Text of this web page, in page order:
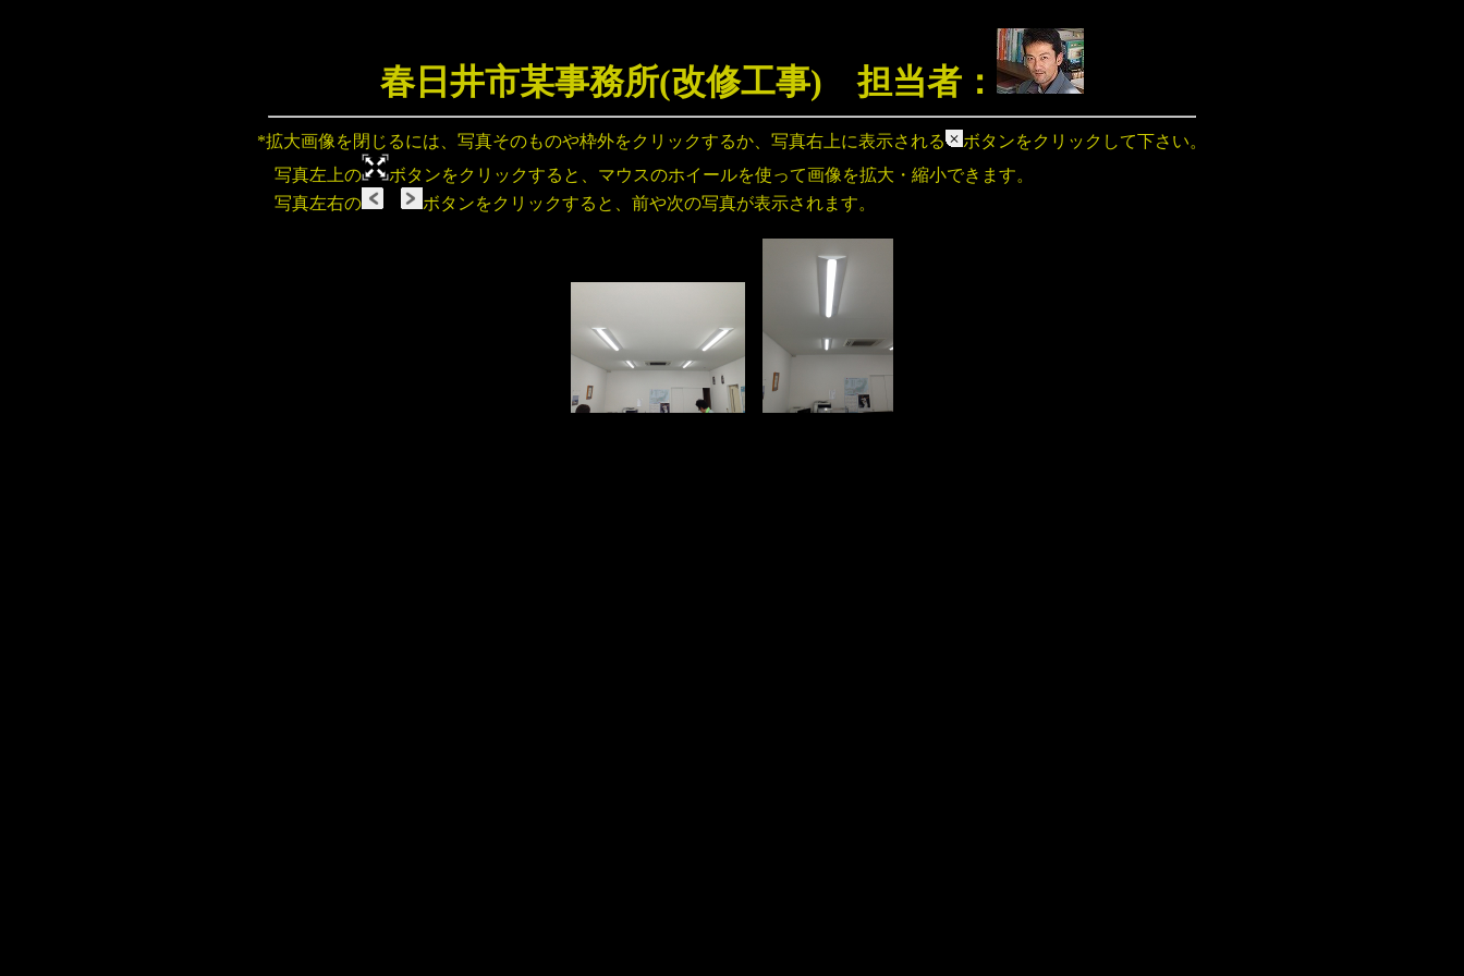
春日井市某事務所(改修工事) 担当者：
*拡大画像を閉じるには、写真そのものや枠外をクリックするか、写真右上に表示される
ボタンをクリックして下さい。
写真左上の
ボタンをクリックすると、マウスのホイールを使って画像を拡大・縮小できます。
写真左右の
ボタンをクリックすると、前や次の写真が表示されます。